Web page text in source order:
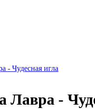
- Чудесная игла
Лавра -